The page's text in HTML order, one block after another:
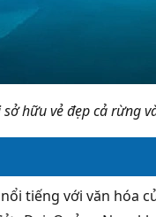
hữu vẻ đẹp cả rừng
tiếng với văn hóa